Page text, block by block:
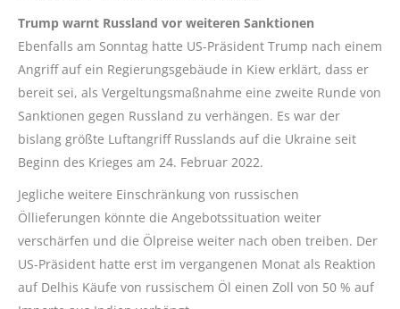
Trump warnt Russland vor weiteren Sanktionen
Ebenfalls am Sonntag hatte US-Präsident Trump nach einem
Angriff auf ein Regierungsgebäude in Kiew erklärt, dass er
bereit sei, als Vergeltungsmaßnahme eine zweite Runde von
Sanktionen gegen Russland zu verhängen. Es war der
bislang größte Luftangriff Russlands auf die Ukraine seit
Beginn des Krieges am 24. Februar 2022.
Jegliche weitere Einschränkung von russischen
Öllieferungen könnte die Angebotssituation weiter
verschärfen und die Ölpreise weiter nach oben treiben. Der
US-Präsident hatte erst im vergangenen Monat als Reaktion
auf Delhis Käufe von russischem Öl einen Zoll von 50 % auf